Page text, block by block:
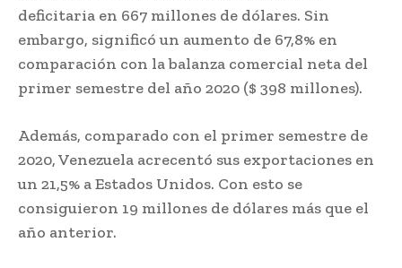
deficitaria en 667 millones de dólares. Sin
embargo, significó un aumento de 67,8% en
comparación con la balanza comercial neta del
primer semestre del año 2020 ($ 398 millones).
Además, comparado con el primer semestre de
2020, Venezuela acrecentó sus exportaciones en
un 21,5% a Estados Unidos. Con esto se
consiguieron 19 millones de dólares más que el
año anterior.